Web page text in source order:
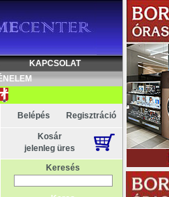
KAPCSOLAT
Belépés Regisztráció
Kosár
jelenleg üres
Keresés